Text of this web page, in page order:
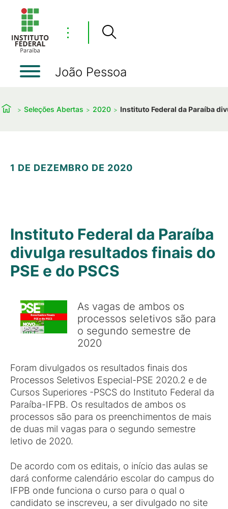
⋮
João Pessoa
Seleções Abertas 2020 Instituto Federal da Paraíba
1 DE DEZEMBRO DE 2020
Instituto Federal da Paraíba
divulga resultados finais do
PSE e do PSCS
As vagas de ambos os
processos seletivos são para
o segundo semestre de
2020
Foram divulgados os resultados finais dos
Processos Seletivos Especial-PSE 2020.2 e de
Cursos Superiores -PSCS do Instituto Federal da
Paraíba-IFPB. Os resultados de ambos os
processos são para os preenchimentos de mais
de duas mil vagas para o segundo semestre
letivo de 2020.
De acordo com os editais, o início das aulas se
dará conforme calendário escolar do campus do
IFPB onde funciona o curso para o qual o
candidato se inscreveu, a ser divulgado no site